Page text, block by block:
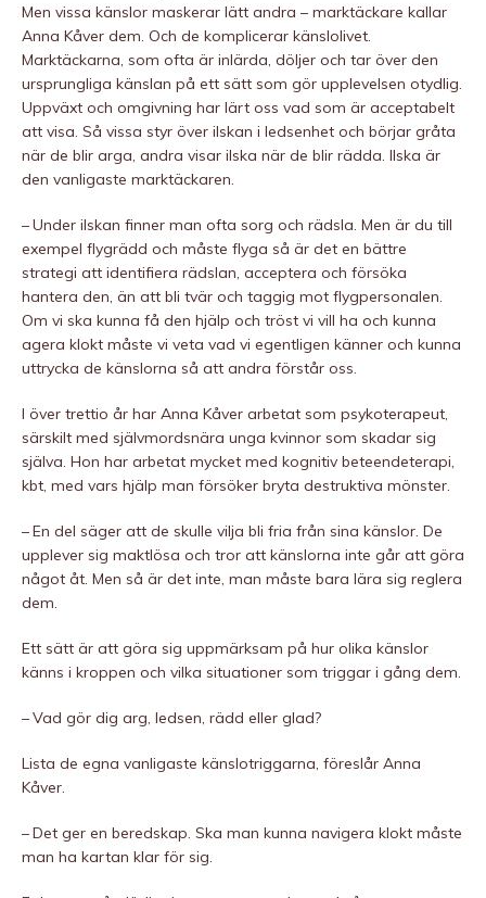
Men vissa känslor maskerar lätt andra – marktäckare kallar
Anna Kåver dem. Och de komplicerar känslolivet.
Marktäckarna, som ofta är inlärda, döljer och tar över den
ursprungliga känslan på ett sätt som gör upplevelsen otydlig.
Uppväxt och omgivning har lärt oss vad som är acceptabelt
att visa. Så vissa styr över ilskan i ledsenhet och börjar gråta
när de blir arga, andra visar ilska när de blir rädda. Ilska är
den vanligaste marktäckaren.
– Under ilskan finner man ofta sorg och rädsla. Men är du till
exempel flygrädd och måste flyga så är det en bättre
strategi att identifiera rädslan, acceptera och försöka
hantera den, än att bli tvär och taggig mot flygpersonalen.
Om vi ska kunna få den hjälp och tröst vi vill ha och kunna
agera klokt måste vi veta vad vi egentligen känner och kunna
uttrycka de känslorna så att andra förstår oss.
I över trettio år har Anna Kåver arbetat som psykoterapeut,
särskilt med självmordsnära unga kvinnor som skadar sig
själva. Hon har arbetat mycket med kognitiv beteendeterapi,
kbt, med vars hjälp man försöker bryta destruktiva mönster.
– En del säger att de skulle vilja bli fria från sina känslor. De
upplever sig maktlösa och tror att känslorna inte går att göra
något åt. Men så är det inte, man måste bara lära sig reglera
dem.
Ett sätt är att göra sig uppmärksam på hur olika känslor
känns i kroppen och vilka situationer som triggar i gång dem.
– Vad gör dig arg, ledsen, rädd eller glad?
Lista de egna vanligaste känslotriggarna, föreslår Anna
Kåver.
– Det ger en beredskap. Ska man kunna navigera klokt måste
man ha kartan klar för sig.